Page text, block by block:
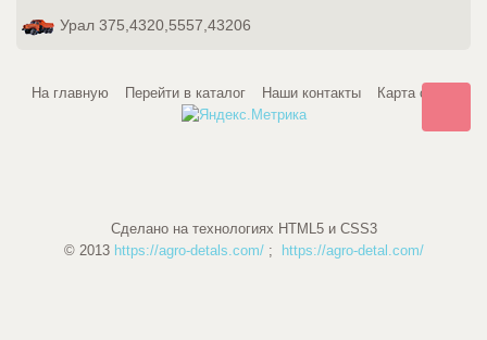
Урал 375,4320,5557,43206
На главную Перейти в каталог Наши контакты Карта сайта
Сделано на технологиях HTML5 и CSS3
© 2013 https://agro-detals.com/; https://agro-detal.com/